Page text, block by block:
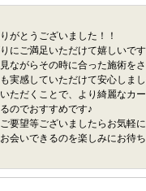
がとうございました！！
にご満足いただけて嬉しいです
ながらその時に合った施術を
実感していただけて安心しまし
ただくことで、より綺麗なカ
のでおすすめです♪
要望等ございましたらお気軽
会いできるのを楽しみにお待